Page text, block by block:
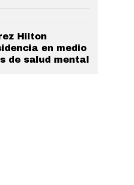
Hilton
en medio
de salud mental